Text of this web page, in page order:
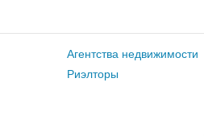
Агентства недвижимости
Риэлторы